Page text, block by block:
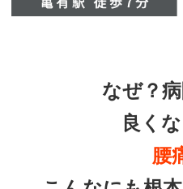
なぜ？
良く
腰